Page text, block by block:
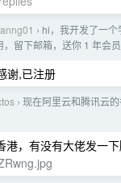
› hi，我开发了一
留下邮箱，送你 1 年会员
谢,已注册
› 现在阿里云和腾讯云
港，有没有大佬发一